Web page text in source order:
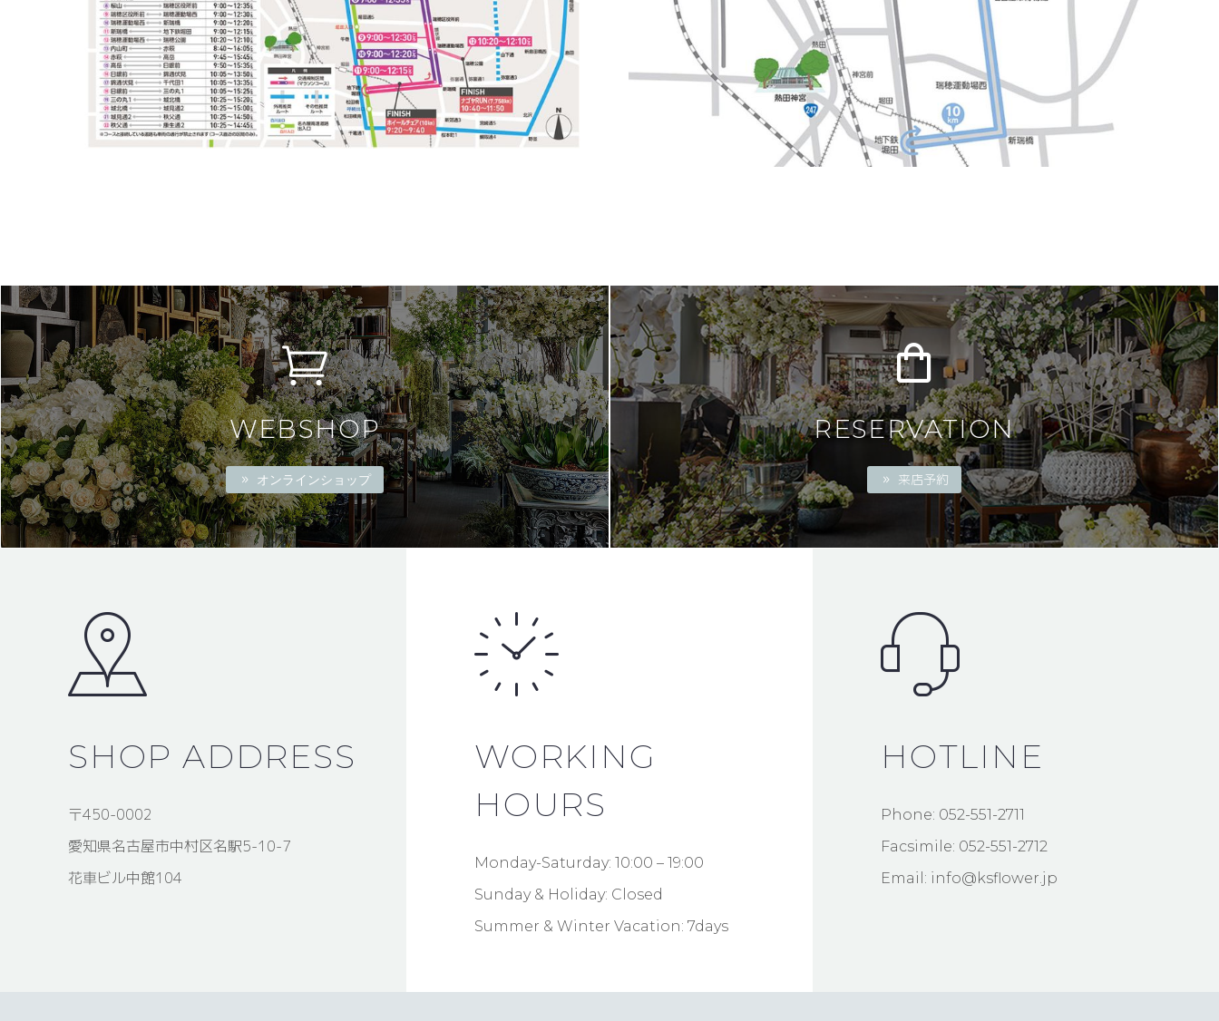
WEBSHOP
オンラインショップ
RESERVATION
来店予約
SHOP ADDRESS
〒450-0002
愛知県名古屋市中村区名駅5-10-7
花車ビル中館104
WORKING
HOURS
Monday-Saturday: 10:00 – 19:00
Sunday & Holiday: Closed
Summer & Winter Vacation: 7days
HOTLINE
Phone: 052-551-2711
Facsimile: 052-551-2712
Email: info@ksflower.jp